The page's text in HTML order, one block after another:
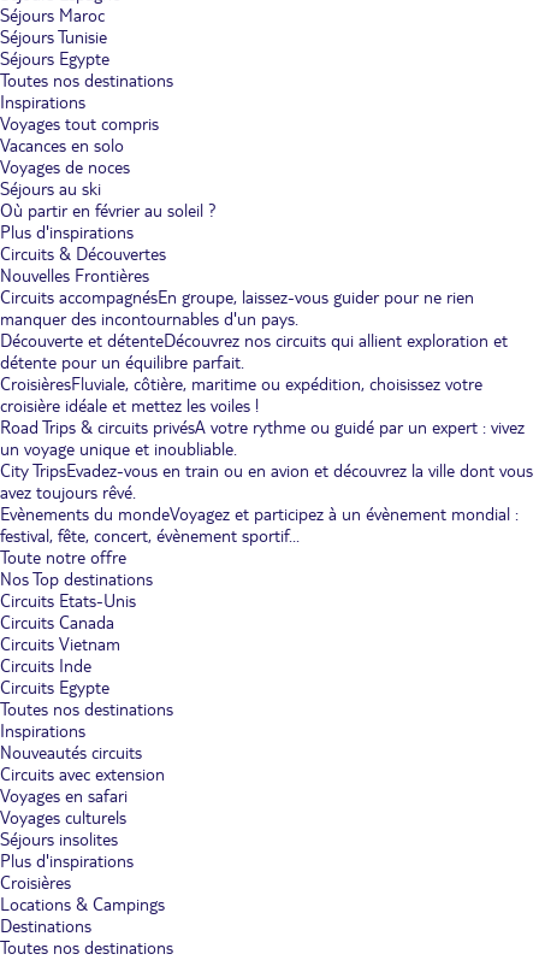
Séjours Maroc
Séjours Tunisie
Séjours Egypte
Toutes nos destinations
Inspirations
Voyages tout compris
Vacances en solo
Voyages de noces
Séjours au ski
Où partir en février au soleil ?
Plus d'inspirations
Circuits & Découvertes
Nouvelles Frontières
Circuits accompagnésEn groupe, laissez-vous guider pour ne rien
manquer des incontournables d'un pays.
Découverte et détenteDécouvrez nos circuits qui allient exploration et
détente pour un équilibre parfait.
CroisièresFluviale, côtière, maritime ou expédition, choisissez votre
croisière idéale et mettez les voiles !
Road Trips & circuits privésA votre rythme ou guidé par un expert : vivez
un voyage unique et inoubliable.
City TripsEvadez-vous en train ou en avion et découvrez la ville dont vous
avez toujours rêvé.
Evènements du mondeVoyagez et participez à un évènement mondial :
festival, fête, concert, évènement sportif...
Toute notre offre
Nos Top destinations
Circuits Etats-Unis
Circuits Canada
Circuits Vietnam
Circuits Inde
Circuits Egypte
Toutes nos destinations
Inspirations
Nouveautés circuits
Circuits avec extension
Voyages en safari
Voyages culturels
Séjours insolites
Plus d'inspirations
Croisières
Locations & Campings
Destinations
Toutes nos destinations